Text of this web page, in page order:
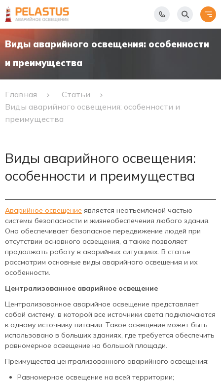
Виды аварийного освещения: особенности
и преимущества
Главная
Статьи
Виды аварийного освещения: особенности и
преимущества
Виды аварийного освещения:
особенности и преимущества
Аварийное освещение является неотъемлемой частью
системы безопасности и жизнеобеспечения любого здания.
Оно обеспечивает безопасное передвижение людей при
отсутствии основного освещения, а также позволяет
продолжать работу в аварийных ситуациях. В статье
рассмотрим основные виды аварийного освещения и их
особенности.
Централизованное аварийное освещение
Централизованное аварийное освещение представляет
собой систему, в которой все источники света подключаются
к одному источнику питания. Такое освещение может быть
использовано в больших зданиях, где требуется обеспечить
равномерное освещение на большой площади.
Преимущества централизованного аварийного освещения:
Равномерное освещение на всей территории;